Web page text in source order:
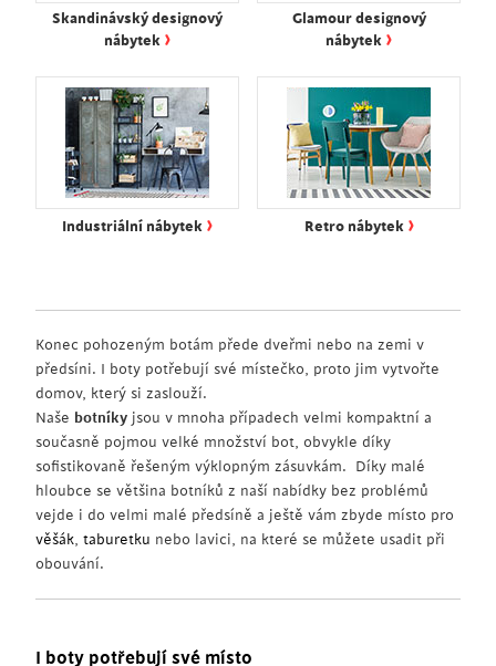
Skandinávský designový
nábytek ›
Glamour designový
nábytek ›
Industriální nábytek › Retro nábytek ›
Konec pohozeným botám přede dveřmi nebo na zemi v
předsíni. I boty potřebují své místečko, proto jim vytvořte
domov, který si zaslouží.
Naše botníky jsou v mnoha případech velmi kompaktní a
současně pojmou velké množství bot, obvykle díky
sofistikovaně řešeným výklopným zásuvkám. Díky malé
hloubce se většina botníků z naší nabídky bez problémů
vejde i do velmi malé předsíně a ještě vám zbyde místo pro
věšák, taburetku nebo lavici, na které se můžete usadit při
obouvání.
I boty potřebují své místo